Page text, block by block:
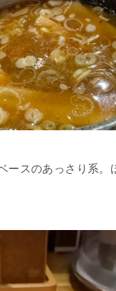
ースのあっさり系。